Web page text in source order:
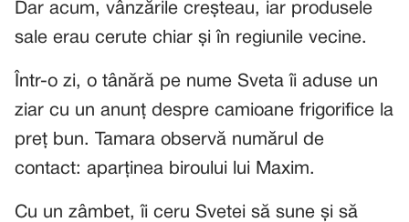
Dar acum, vânzările creșteau, iar produsele
sale erau cerute chiar și în regiunile vecine.
Într-o zi, o tânără pe nume Sveta îi aduse un
ziar cu un anunț despre camioane frigorifice la
preț bun. Tamara observă numărul de
contact: aparținea biroului lui Maxim.
Cu un zâmbet, îi ceru Svetei să sune și să